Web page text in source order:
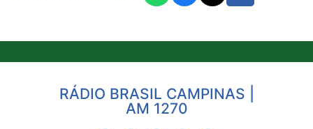
RÁDIO BRASIL CAMPINAS |
AM 1270